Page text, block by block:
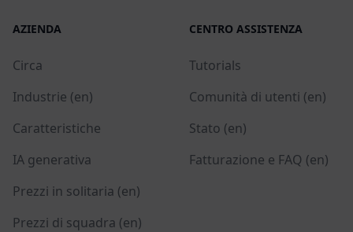
AZIENDA
Circa
Industrie (en)
Caratteristiche
IA generativa
Prezzi in solitaria (en)
Prezzi di squadra (en)
CENTRO ASSISTENZA
Tutorials
Comunità di utenti (en)
Stato (en)
Fatturazione e FAQ (en)